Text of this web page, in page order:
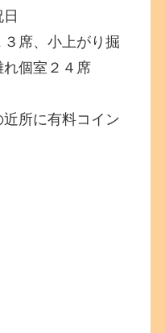
席、小上がり掘
れ個室２４席
所に有料コイン